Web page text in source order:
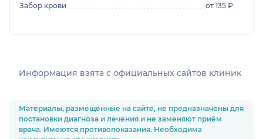
Забор крови
от 135 ₽
Информация взята c официальных сайтов клиник
Материалы, размещённые на сайте, не предназначены для
постановки диагноза и лечения и не заменяют приём
врача. Имеются противопоказания. Необходима